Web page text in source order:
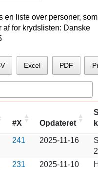
en liste over personer,
af for krydslisten: Danske
Excel PDF
#X Opdateret
241 2025-11-16
231 2025-11-10